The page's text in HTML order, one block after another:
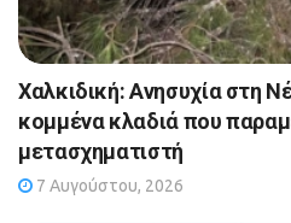
Χαλκιδική: Ανησυχία στη
κομμένα κλαδιά που
μετασχηματιστή
7 Αυγούστου, 2026